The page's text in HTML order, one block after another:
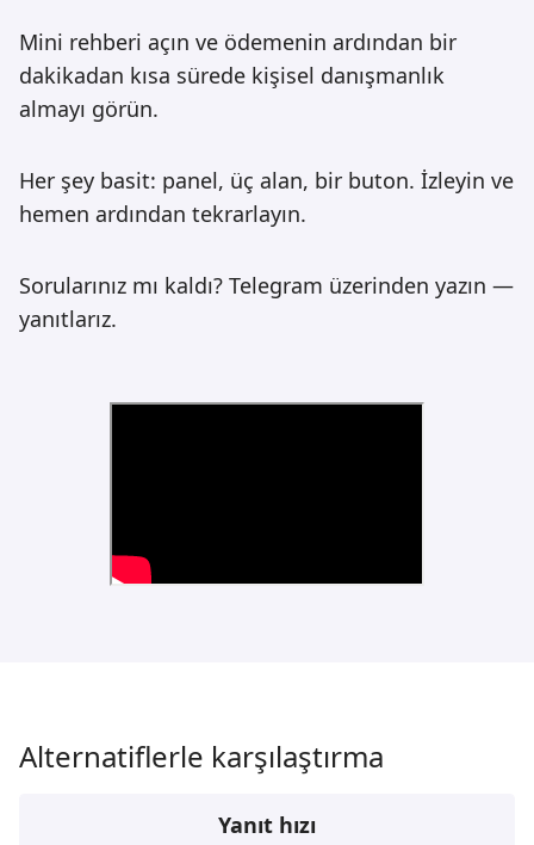
Mini rehberi açın ve ödemenin ardından bir
dakikadan kısa sürede kişisel danışmanlık
almayı görün.
Her şey basit: panel, üç alan, bir buton. İzleyin ve
hemen ardından tekrarlayın.
Sorularınız mı kaldı? Telegram üzerinden yazın —
yanıtlarız.
Alternatiflerle karşılaştırma
Yanıt hızı